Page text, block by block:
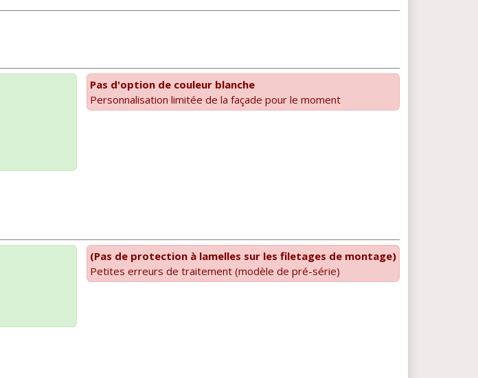
Pas d'option de couleur blanche
Personnalisation limitée de la façade pour le moment
(Pas de protection à lamelles sur les filetages de montage)
Petites erreurs de traitement (modèle de pré-série)